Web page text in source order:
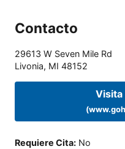
Contacto
29613 W Seven Mile Rd
Livonia, MI 48152
Visita
Requiere Cita: No